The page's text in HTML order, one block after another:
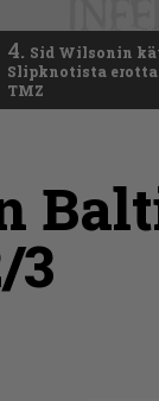
4. Sid Wilsonin
Slipknotista
TMZ
3